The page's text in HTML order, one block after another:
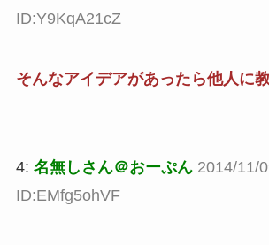
ID:Y9KqA21cZ
そんなアイデアがあったら他人に
4: 名無しさん＠おーぷん 2014/11/
ID:EMfg5ohVF